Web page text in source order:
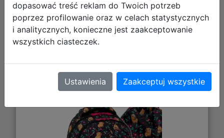
AstraBag Zestaw Szkolny Flower
Worek 507026006 + Piórnik
503026020
dopasować treść reklam do Twoich potrzeb
poprzez profilowanie oraz w celach statystycznych
i analitycznych, konieczne jest zaakceptowanie
wszystkich ciasteczek.
Ustawienia Zaakceptuj wszystkie